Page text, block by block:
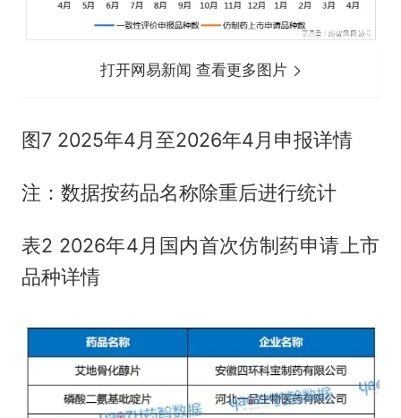
打开网易新闻 查看更多图片
图7 2025年4月至2026年4月申报详情
注：数据按药品名称除重后进行统计
表2 2026年4月国内首次仿制药申请上市
品种详情